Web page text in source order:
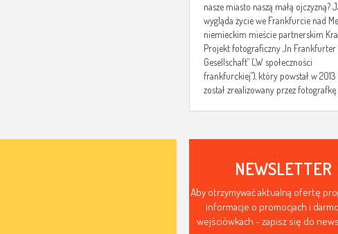
nasze miasto naszą małą ojczyzną?
wygląda życie we Frankfurcie nad
niemieckim mieście partnerskim
Projekt fotograficzny „In Frankfurter
Gesellschaft” („W społeczności
frankfurckiej”), który powstał w
został zrealizowany przez fotografkę
NEWSLETTER
Aby otrzymywać aktualną ofertę
informacje o promocjach i
wejściówkach - zapisz się do